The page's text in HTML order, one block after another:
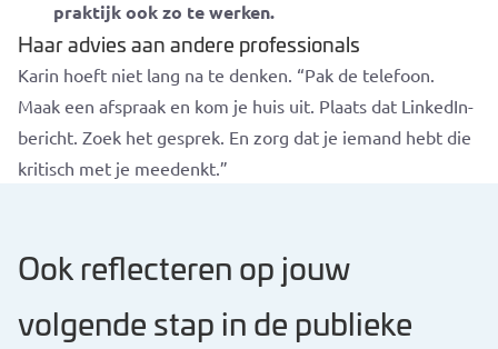
praktijk ook zo te werken.
Haar advies aan andere professionals
Karin hoeft niet lang na te denken. “Pak de telefoon.
Maak een afspraak en kom je huis uit. Plaats dat LinkedIn-
bericht. Zoek het gesprek. En zorg dat je iemand hebt die
kritisch met je meedenkt.”
Ook reflecteren op jouw
volgende stap in de publieke